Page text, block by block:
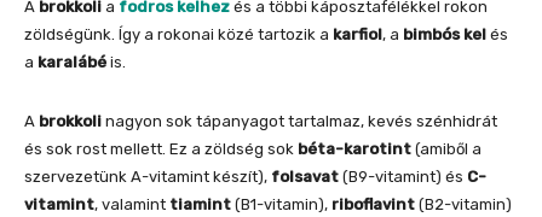
A brokkoli a fodros kelhez és a többi káposztafélékkel rokon
zöldségünk. Így a rokonai közé tartozik a karfiol, a bimbós kel és
a karalábé is.
A brokkoli nagyon sok tápanyagot tartalmaz, kevés szénhidrát
és sok rost mellett. Ez a zöldség sok béta-karotint (amiből a
szervezetünk A-vitamint készít), folsavat (B9-vitamint) és C-
vitamint, valamint tiamint (B1-vitamin), riboflavint (B2-vitamin)